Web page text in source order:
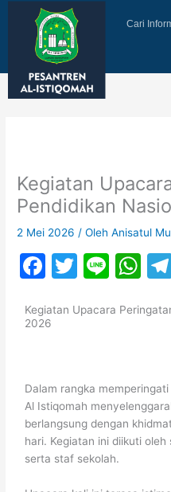
Informasi...
Kegiatan
Pendidikan
2 Mei 2026 / OlehAnisatul
F
c
o
o
k
T
itt
Li
e
W
at
p
p
Kegiatan Upacara
2026
Dalam rangka memperingati
Al Istiqomah
berlangsung dengan
hari. Kegiatan ini diikuti
serta staf sekolah.